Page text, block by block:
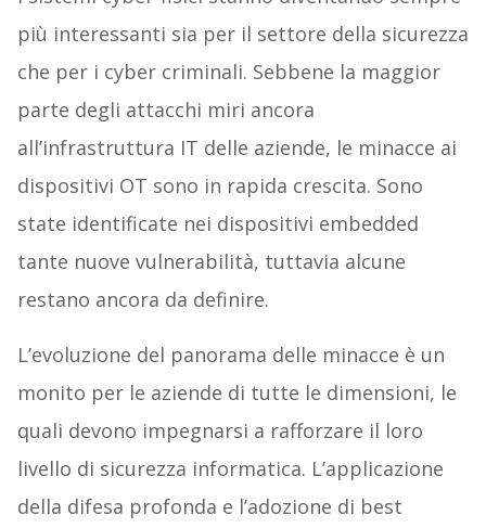
più interessanti sia per il settore della sicurezza
che per i cyber criminali. Sebbene la maggior
parte degli attacchi miri ancora
all’infrastruttura IT delle aziende, le minacce ai
dispositivi OT sono in rapida crescita. Sono
state identificate nei dispositivi embedded
tante nuove vulnerabilità, tuttavia alcune
restano ancora da definire.
L’evoluzione del panorama delle minacce è un
monito per le aziende di tutte le dimensioni, le
quali devono impegnarsi a rafforzare il loro
livello di sicurezza informatica. L’applicazione
della difesa profonda e l’adozione di best